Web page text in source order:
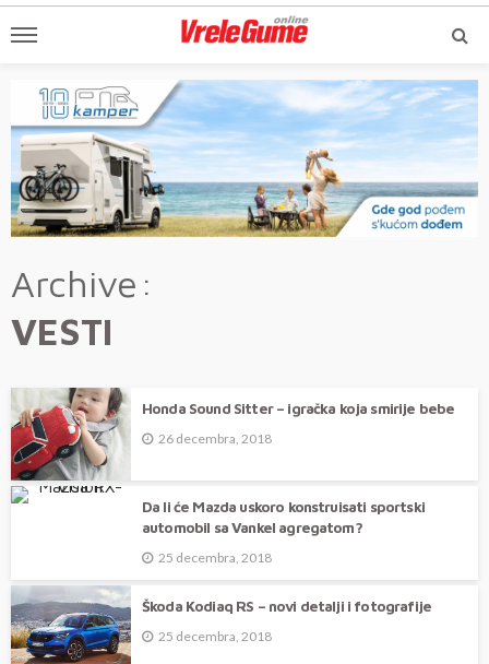
Archive
VESTI
Honda Sound Sitter – igračka koja smirije bebe
26 decembra, 2018
Da li će Mazda uskoro konstruisati sportski
automobil sa Vankel agregatom?
25 decembra, 2018
Škoda Kodiaq RS – novi detalji i fotografije
25 decembra, 2018